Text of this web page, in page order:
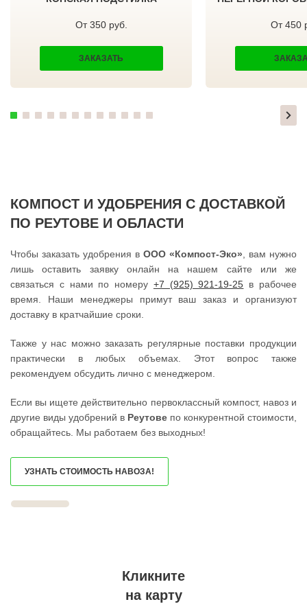
УВАРОВКА
УСПЕНСКОЕ
ХОТЬКОВО
ЧЕРЕПОВО
ЧЕРКИЗОВО
ЧЕРНОЕ
ЧЕХОВ
ШАРАПОВО
ШАТУРТОРФ
ШАХОВСКАЯ
ШИШКИН ЛЕС
ЩЕЛКОВО
ЩЕРБИНКА
ЭЛЕКТРОГОРСК
ЭЛЕКТРОИЗОЛЯТОР
ЭЛЕКТРОУГЛИ
ЮБИЛЕЙНЫЙ
ЮПИТЕР
ЯКОВЛЕВСКОЕ
АНАПА
ЕКАТЕРИНБУРГ
ВОРОНЕЖ
КРАСНОКАМСК
ИШИМБАЙ
БИРОБИДЖАН
ШАРЫПОВО
КУЙБЫШЕВ
РОСЛАВЛЬ
ЗАВОДОУКОВСК
ДЮРТЮЛИ
ЧАПЛЫГИН
МОНЧЕГОРСК
БЕЛИНСКИЙ
ПОХВИСТНЕВО
МЕГИОН
ТОПКИ
ЗЕЛЕНОГОРСК
ДМИТРОВСК
МАРКС
КОНДРОВО
ТАШТАГОЛ
УСИНСК
От 350 руб.
ЗАКАЗАТЬ
От 450
КОМПОСТ И УДОБРЕНИЯ С ДОСТАВКОЙ
ПО РЕУТОВЕ И ОБЛАСТИ
Чтобы заказать удобрения в ООО «Компост-Эко», вам нужно
лишь оставить заявку онлайн на нашем сайте или же
связаться с нами по номеру +7 (925) 921-19-25 в рабочее
время. Наши менеджеры примут ваш заказ и организуют
доставку в кратчайшие сроки.
Также у нас можно заказать регулярные поставки продукции
практически в любых объемах. Этот вопрос также
рекомендуем обсудить лично с менеджером.
Если вы ищете действительно первоклассный компост, навоз и
другие виды удобрений в Реутове по конкурентной стоимости,
обращайтесь. Мы работаем без выходных!
УЗНАТЬ СТОИМОСТЬ НАВОЗА!
Кликните
на карту